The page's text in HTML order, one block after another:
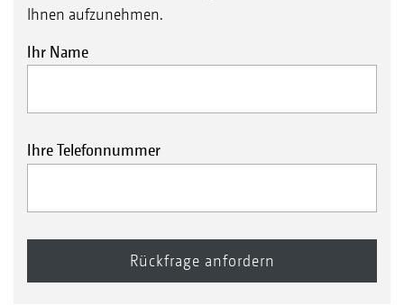
Ihnen aufzunehmen.
Ihr Name
Ihre Telefonnummer